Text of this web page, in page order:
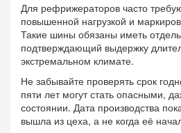
Для рефрижераторов часто
повышенной нагрузкой и
Такие шины обязаны иметь
подтверждающий выдержку
экстремальном климате.
Не забывайте проверять срок
пяти лет могут стать опасными,
состоянии. Дата производства
вышла из цеха, а не когда её